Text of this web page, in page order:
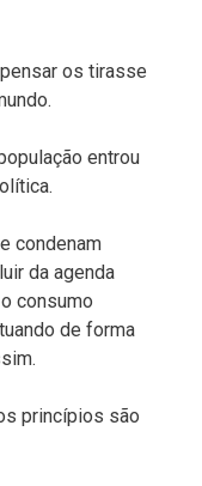
os tirasse
entrou
condenam
da agenda
consumo
de forma
princípios são